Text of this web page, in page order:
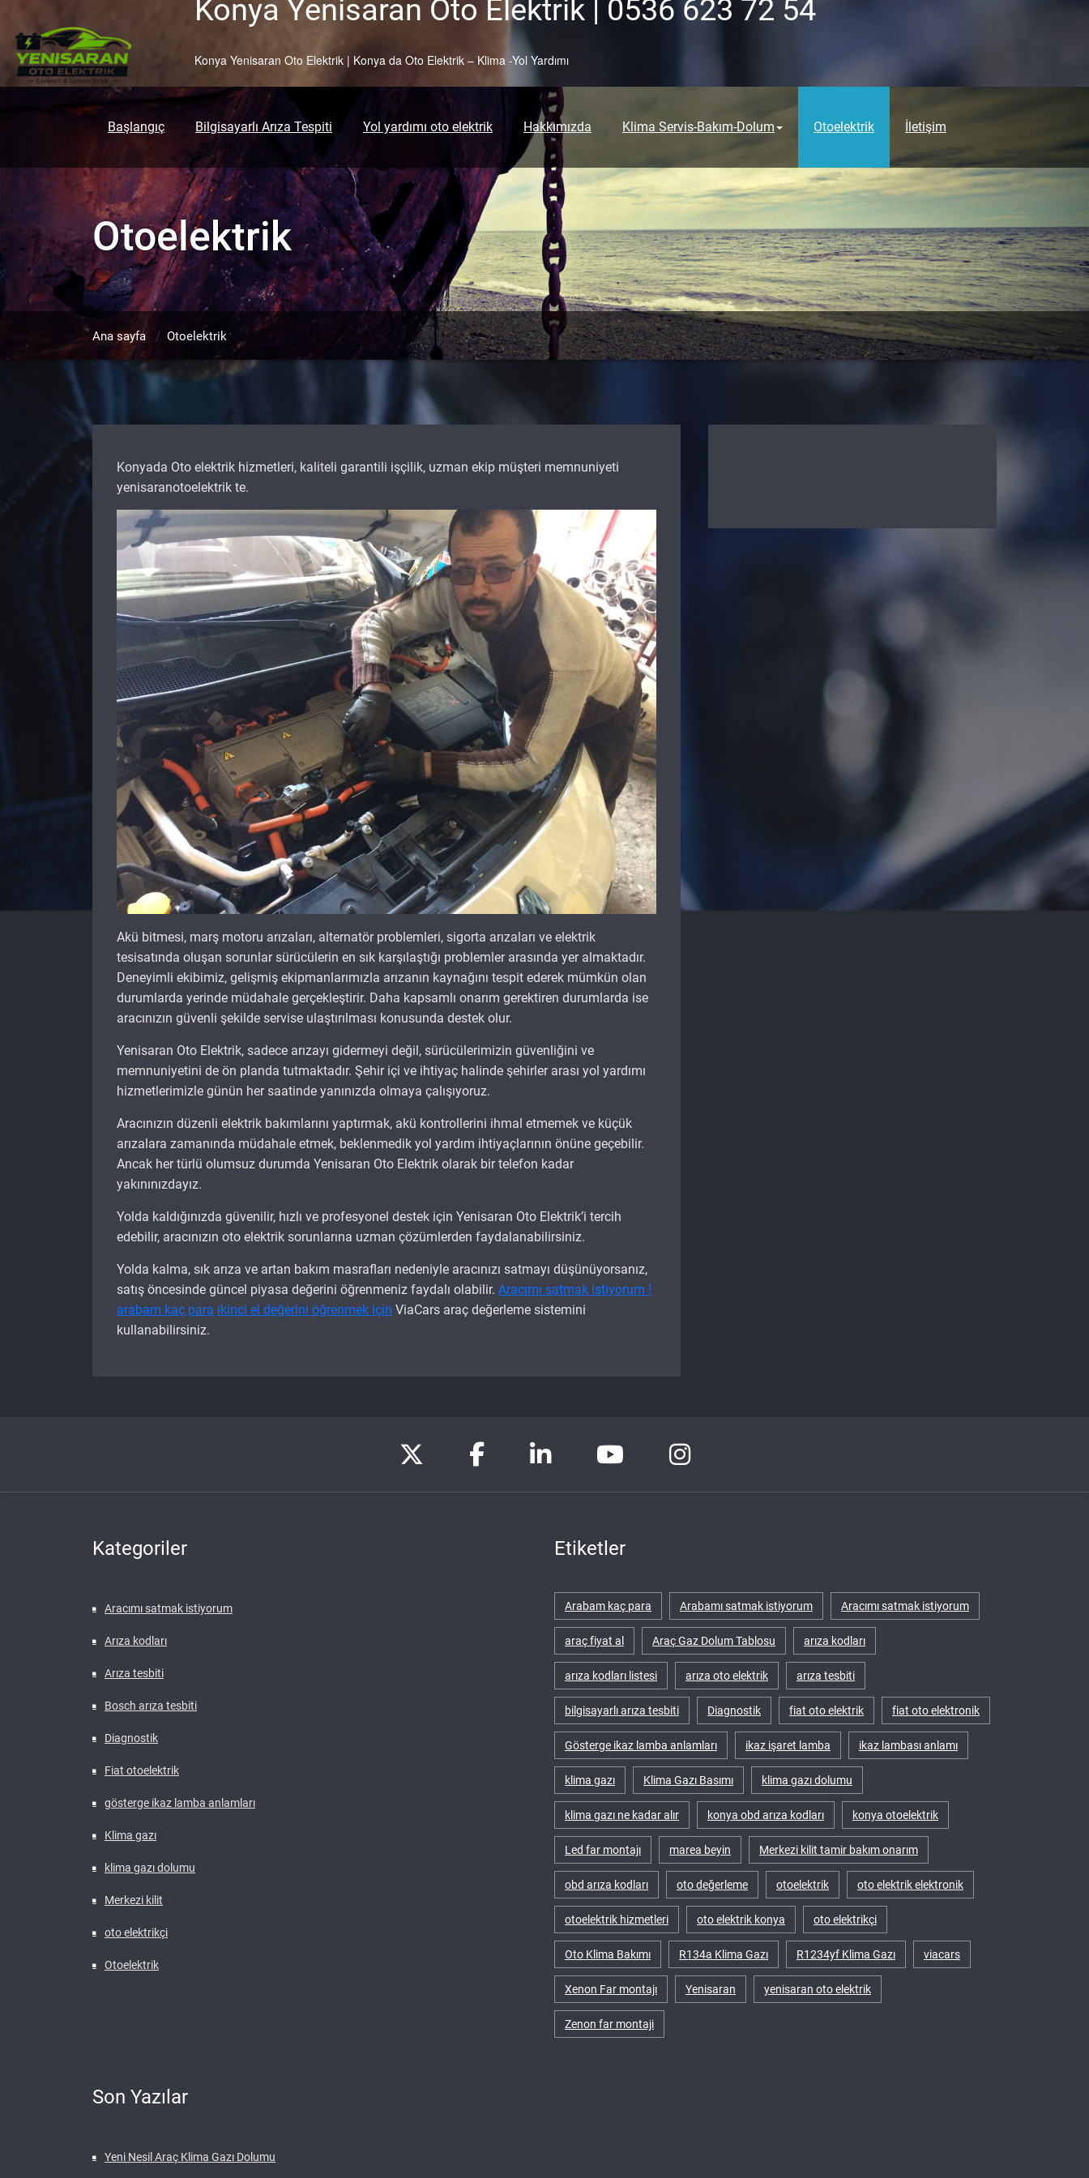
content
Konya Yenisaran Oto Elektrik | 0536 623 72 54
Konya Yenisaran Oto Elektrik | Konya da Oto Elektrik – Klima -Yol Yardımı
Başlangıç Bilgisayarlı Arıza Tespiti Yol yardımı oto elektrik Hakkımızda Klima Servis-Bakım-Dolum Otoelektrik İletişim
Otoelektrik
Ana sayfa/ Otoelektrik
Konyada Oto elektrik hizmetleri, kaliteli garantili işçilik, uzman ekip müşteri memnuniyeti
yenisaranotoelektrik te.
Akü bitmesi, marş motoru arızaları, alternatör problemleri, sigorta arızaları ve elektrik
tesisatında oluşan sorunlar sürücülerin en sık karşılaştığı problemler arasında yer almaktadır.
Deneyimli ekibimiz, gelişmiş ekipmanlarımızla arızanın kaynağını tespit ederek mümkün olan
durumlarda yerinde müdahale gerçekleştirir. Daha kapsamlı onarım gerektiren durumlarda ise
aracınızın güvenli şekilde servise ulaştırılması konusunda destek olur.
Yenisaran Oto Elektrik, sadece arızayı gidermeyi değil, sürücülerimizin güvenliğini ve
memnuniyetini de ön planda tutmaktadır. Şehir içi ve ihtiyaç halinde şehirler arası yol yardımı
hizmetlerimizle günün her saatinde yanınızda olmaya çalışıyoruz.
Aracınızın düzenli elektrik bakımlarını yaptırmak, akü kontrollerini ihmal etmemek ve küçük
arızalara zamanında müdahale etmek, beklenmedik yol yardım ihtiyaçlarının önüne geçebilir.
Ancak her türlü olumsuz durumda Yenisaran Oto Elektrik olarak bir telefon kadar
yakınınızdayız.
Yolda kaldığınızda güvenilir, hızlı ve profesyonel destek için Yenisaran Oto Elektrik’i tercih
edebilir, aracınızın oto elektrik sorunlarına uzman çözümlerden faydalanabilirsiniz.
Yolda kalma, sık arıza ve artan bakım masrafları nedeniyle aracınızı satmayı düşünüyorsanız,
satış öncesinde güncel piyasa değerini öğrenmeniz faydalı olabilir. Aracımı satmak istiyorum !
arabam kaç para ikinci el değerini öğrenmek için ViaCars araç değerleme sistemini
kullanabilirsiniz.
Kategoriler
Aracımı satmak istiyorum
Arıza kodları
Arıza tesbiti
Bosch arıza tesbiti
Diagnostik
Fiat otoelektrik
gösterge ikaz lamba anlamları
Klima gazı
klima gazı dolumu
Merkezi kilit
oto elektrikçi
Otoelektrik
Etiketler
Arabam kaç para Arabamı satmak istiyorum Aracımı satmak istiyorum
araç fiyat al Araç Gaz Dolum Tablosu arıza kodları
arıza kodları listesi arıza oto elektrik arıza tesbiti
bilgisayarlı arıza tesbiti Diagnostik fiat oto elektrik fiat oto elektronik
Gösterge ikaz lamba anlamları ikaz işaret lamba ikaz lambası anlamı
klima gazı Klima Gazı Basımı klima gazı dolumu
klima gazı ne kadar alır konya obd arıza kodları konya otoelektrik
Led far montajı marea beyin Merkezi kilit tamir bakım onarım
obd arıza kodları oto değerleme otoelektrik oto elektrik elektronik
otoelektrik hizmetleri oto elektrik konya oto elektrikçi
Oto Klima Bakımı R134a Klima Gazı R1234yf Klima Gazı viacars
Xenon Far montajı Yenisaran yenisaran oto elektrik
Zenon far montaji
Son Yazılar
Yeni Nesil Araç Klima Gazı Dolumu